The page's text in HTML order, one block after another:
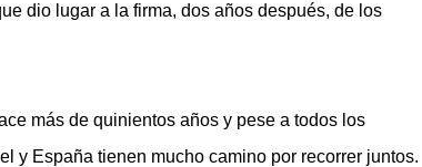
dio lugar a la firma, dos años después, de los
más de quinientos años y pese a todos los
y España tienen mucho camino por recorrer juntos.